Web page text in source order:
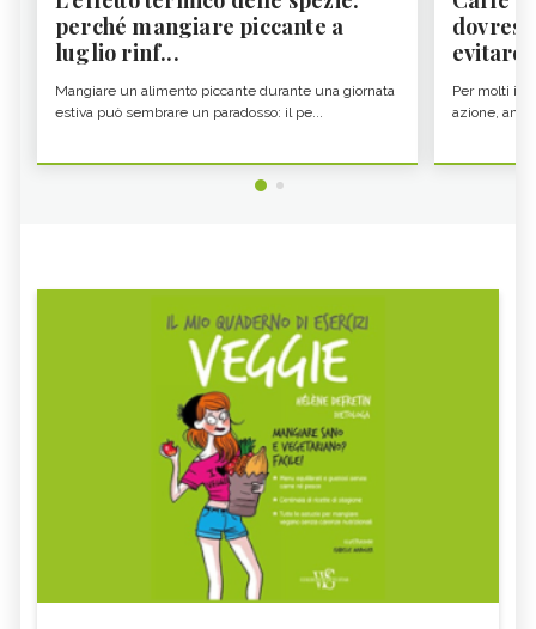
perché mangiare piccante a
luglio rinf...
Mangiare un alimento piccante durante una giornata
estiva può sembrare un paradosso: il pe...
evitare
Per molti il
azione,